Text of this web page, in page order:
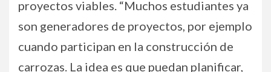
proyectos viables. “Muchos estudiantes ya
son generadores de proyectos, por ejemplo
cuando participan en la construcción de
carrozas. La idea es que puedan planificar,